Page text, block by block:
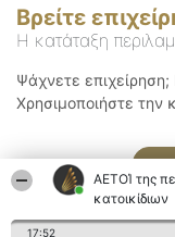
ΑΕΤΟΊ της
κατοικίδιων
17:52
Βρείτε
Η κατάταξη
Ψάχνετε
Χρησιμοποιήστε την